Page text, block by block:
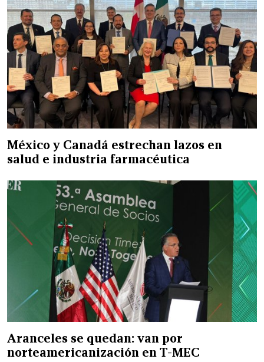
México y Canadá estrechan lazos en
salud e industria farmacéutica
Aranceles se quedan: van por
norteamericanización en T-MEC